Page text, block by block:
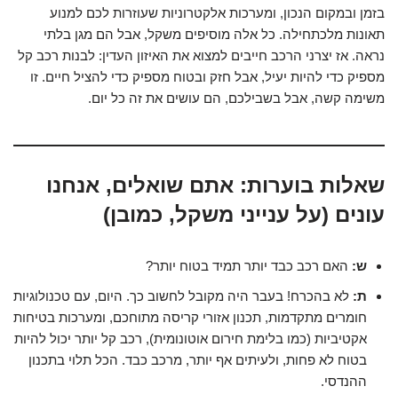
בזמן ובמקום הנכון, ומערכות אלקטרוניות שעוזרות לכם למנוע
תאונות מלכתחילה. כל אלה מוסיפים משקל, אבל הם מגן בלתי
נראה. אז יצרני הרכב חייבים למצוא את האיזון העדין: לבנות רכב קל
מספיק כדי להיות יעיל, אבל חזק ובטוח מספיק כדי להציל חיים. זו
משימה קשה, אבל בשבילכם, הם עושים את זה כל יום.
שאלות בוערות: אתם שואלים, אנחנו
עונים (על ענייני משקל, כמובן)
ש: האם רכב כבד יותר תמיד בטוח יותר?
ת: לא בהכרח! בעבר היה מקובל לחשוב כך. היום, עם טכנולוגיות
חומרים מתקדמות, תכנון אזורי קריסה מתוחכם, ומערכות בטיחות
אקטיביות (כמו בלימת חירום אוטונומית), רכב קל יותר יכול להיות
בטוח לא פחות, ולעיתים אף יותר, מרכב כבד. הכל תלוי בתכנון
ההנדסי.